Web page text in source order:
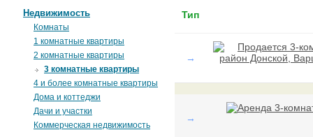
Недвижимость
Комнаты
1 комнатные квартиры
2 комнатные квартиры
3 комнатные квартиры
4 и более комнатные квартиры
Дома и коттеджи
Дачи и участки
Коммерческая недвижимость
Тип
→
→